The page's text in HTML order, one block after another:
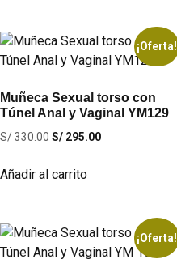
¡Oferta!
Muñeca Sexual torso con
Túnel Anal y Vaginal YM129
S/330.00S/ 295.00
Añadir al carrito
¡Oferta!